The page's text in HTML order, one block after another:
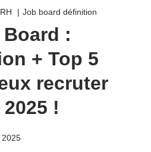
Job board définition
:
+ Top 5
recruter
!
2025